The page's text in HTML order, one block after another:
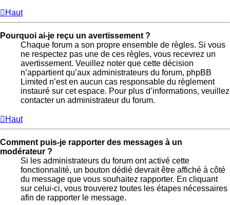
Haut
Pourquoi ai-je reçu un avertissement ?
Chaque forum a son propre ensemble de règles. Si vous
ne respectez pas une de ces règles, vous recevrez un
avertissement. Veuillez noter que cette décision
n’appartient qu’aux administrateurs du forum, phpBB
Limited n’est en aucun cas responsable du règlement
instauré sur cet espace. Pour plus d’informations, veuillez
contacter un administrateur du forum.
Haut
Comment puis-je rapporter des messages à un
modérateur ?
Si les administrateurs du forum ont activé cette
fonctionnalité, un bouton dédié devrait être affiché à côté
du message que vous souhaitez rapporter. En cliquant
sur celui-ci, vous trouverez toutes les étapes nécessaires
afin de rapporter le message.